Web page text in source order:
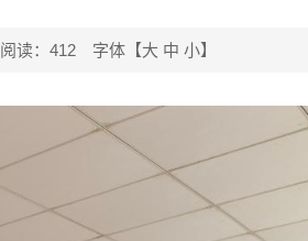
阅读： 412 字体【大 中 小】